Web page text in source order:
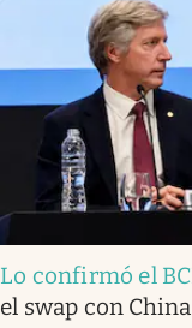
Lo confirmó el
el swap con